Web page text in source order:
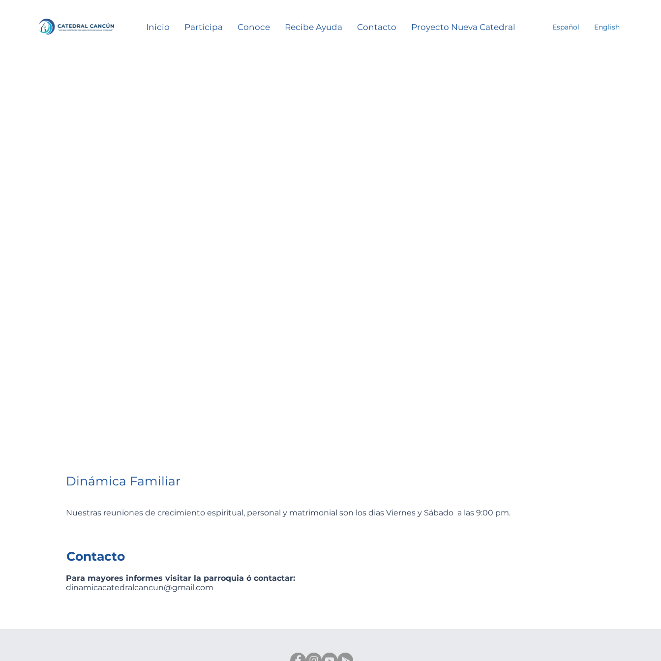
Inicio Participa Conoce Recibe Ayuda Contacto Proyecto Nueva Catedral Español English
Dinámica Familiar
Nuestras reuniones de crecimiento espiritual, personal y matrimonial son los dias Viernes y Sábado a las 9:00 pm.
Contacto
Para mayores informes visitar la parroquia ó contactar:
dinamicacatedralcancun@gmail.com